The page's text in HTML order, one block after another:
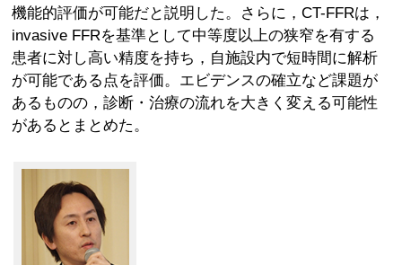
機能的評価が可能だと説明した。さらに，CT-FFRは，
invasive FFRを基準として中等度以上の狭窄を有する
患者に対し高い精度を持ち，自施設内で短時間に解析
が可能である点を評価。エビデンスの確立など課題が
あるものの，診断・治療の流れを大きく変える可能性
があるとまとめた。